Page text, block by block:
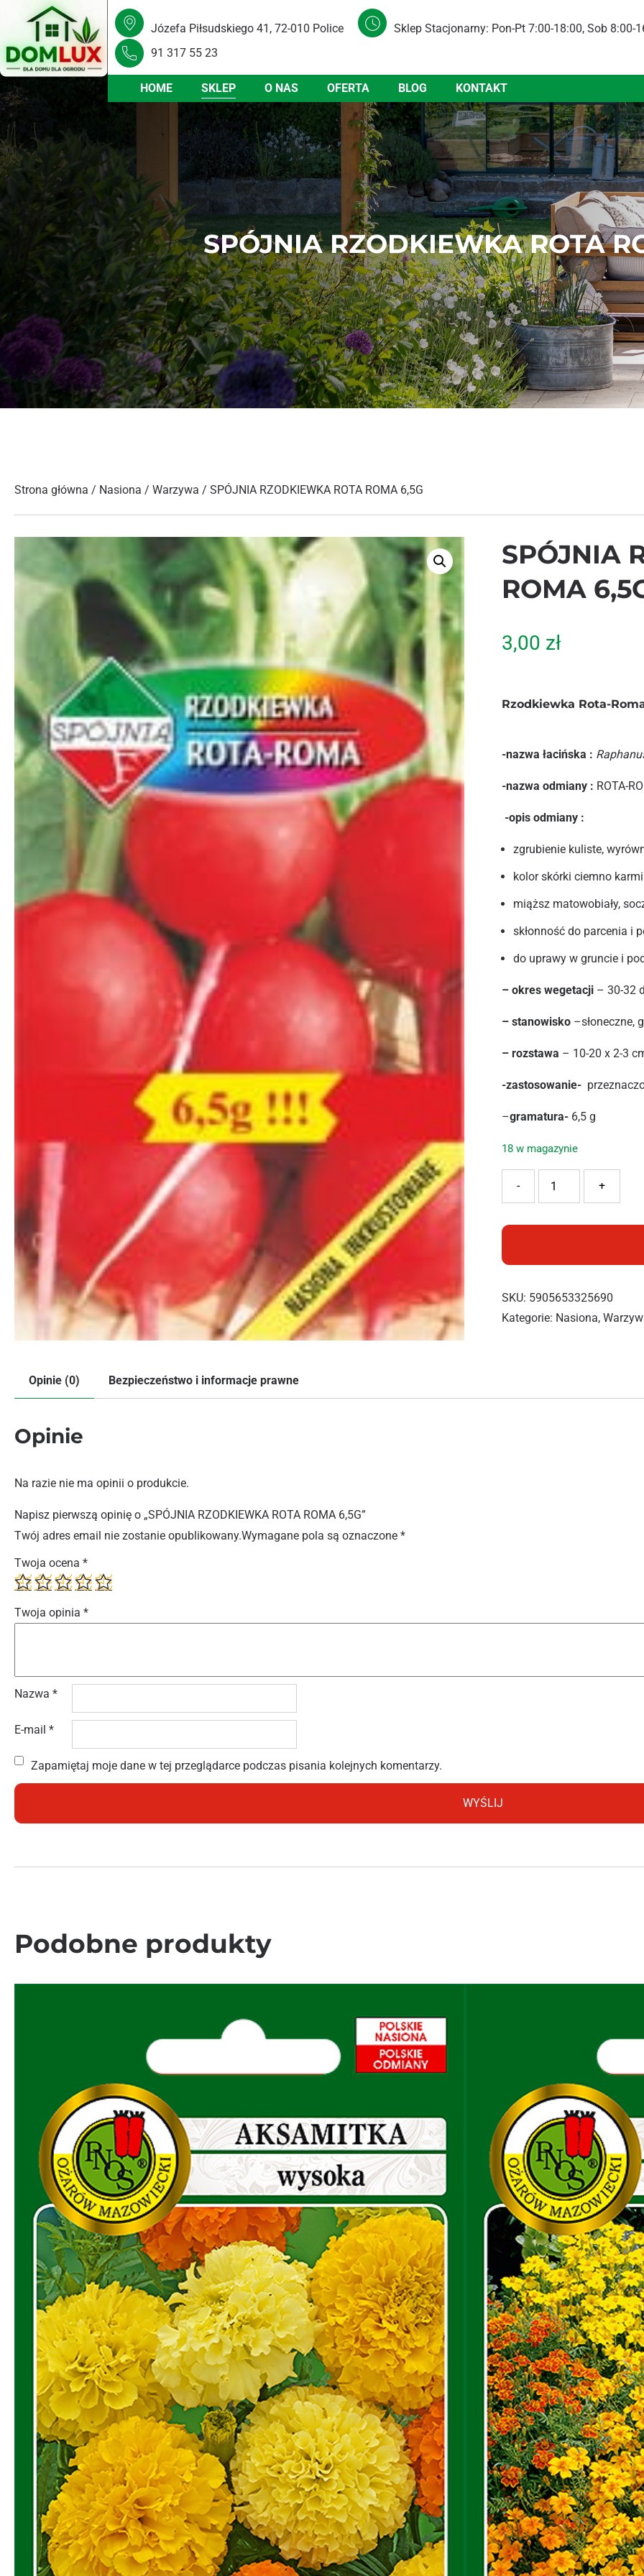
Józefa Piłsudskiego 41, 72-010 Police
Sklep Stacjonarny: Pon-Pt 7:00-18:00, Sob 8:00-
91 317 55 23
HOME SKLEP O NAS OFERTA BLOG KONTAKT
SPÓJNIA RZODKIEWKA ROTA
Strona główna / Nasiona / Warzywa / SPÓJNIA RZODKIEWKA ROTA ROMA 6,5G
SPÓJNIA
ROMA
3,00 zł
Rzodkiewka Rota-
-nazwa łacińska :
-nazwa odmiany : ROTA-
-opis odmiany :
zgrubienie kuliste,
kolor skórki ciemno
miąższ matowobiały,
skłonność do parcenia i
do uprawy w gruncie i
– okres wegetacji – 30-32
– stanowisko –słoneczne,
– rozstawa – 10-20 x 2-3
-zastosowanie-
–gramatura- 6,5 g
18 w magazynie
+
-
SKU: 5905653325690
Kategorie: Nasiona,
Opinie (0) Bezpieczeństwo i informacje prawne
Opinie
Na razie nie ma opinii o produkcie.
Napisz pierwszą opinię o „SPÓJNIA RZODKIEWKA ROTA ROMA 6,5G”
Twój adres email nie zostanie opublikowany.Wymagane pola są oznaczone *
Twoja ocena *
Twoja opinia *
Nazwa *
E-mail *
Zapamiętaj moje dane w tej przeglądarce podczas pisania kolejnych komentarzy.
Podobne produkty